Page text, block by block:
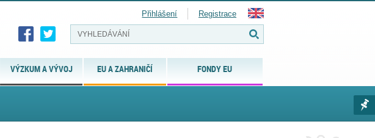
VÝZKUM A VÝVOJ EU A ZAHRANIČÍ FONDY EU
Přihlášení Registrace